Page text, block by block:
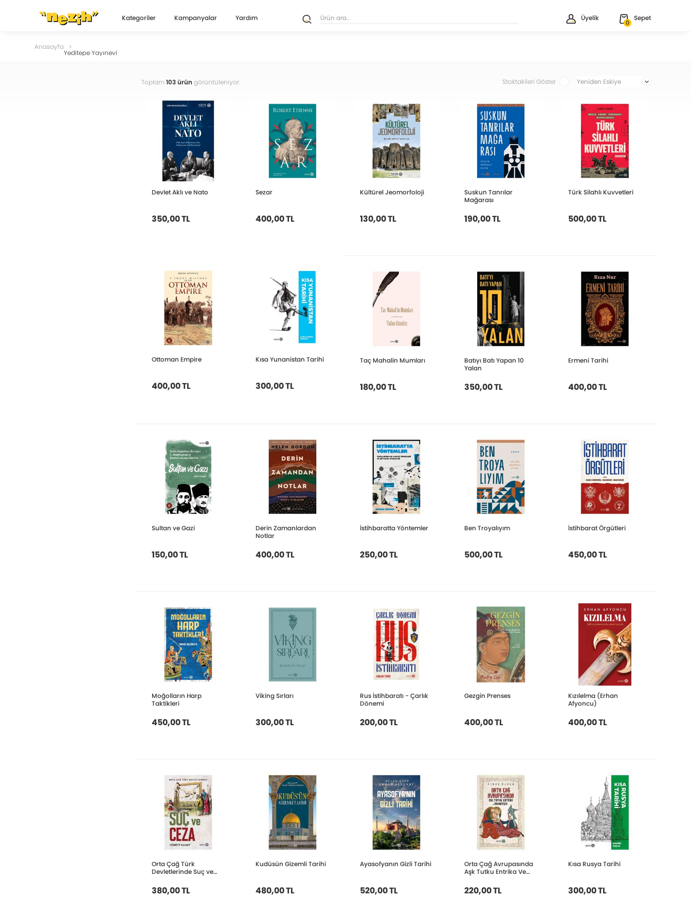
Kategoriler Kampanyalar Yardım Üyelik
0
Sepet
Anasayfa
Yeditepe Yayınevi
Toplam103 ürüngörüntüleniyor. Stoktakileri Göster
Devlet Aklı ve Nato
350,00 TL
Sezar
400,00 TL
Kültürel Jeomorfoloji
130,00 TL
Suskun Tanrılar
Mağarası
190,00 TL
Türk Silahlı Kuvvetleri
500,00 TL
Ottoman Empire
400,00 TL
Kısa Yunanistan Tarihi
300,00 TL
Taç Mahalin Mumları
180,00 TL
Batıyı Batı Yapan 10
Yalan
350,00 TL
Ermeni Tarihi
400,00 TL
Sultan ve Gazi
150,00 TL
Derin Zamanlardan
Notlar
400,00 TL
İstihbaratta Yöntemler
250,00 TL
Ben Troyalıyım
500,00 TL
İstihbarat Örgütleri
450,00 TL
Moğolların Harp
Taktikleri
450,00 TL
Viking Sırları
300,00 TL
Rus İstihbaratı - Çarlık
Dönemi
200,00 TL
Gezgin Prenses
400,00 TL
Kızılelma (Erhan
Afyoncu)
400,00 TL
Orta Çağ Türk
Devletlerinde Suç ve
380,00 TL
Kudüsün Gizemli Tarihi
480,00 TL
Ayasofyanın Gizli Tarihi
520,00 TL
Orta Çağ Avrupasında
Aşk Tutku Entrika Ve
220,00 TL
Kısa Rusya Tarihi
300,00 TL